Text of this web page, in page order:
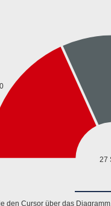
27
den Cursor über das